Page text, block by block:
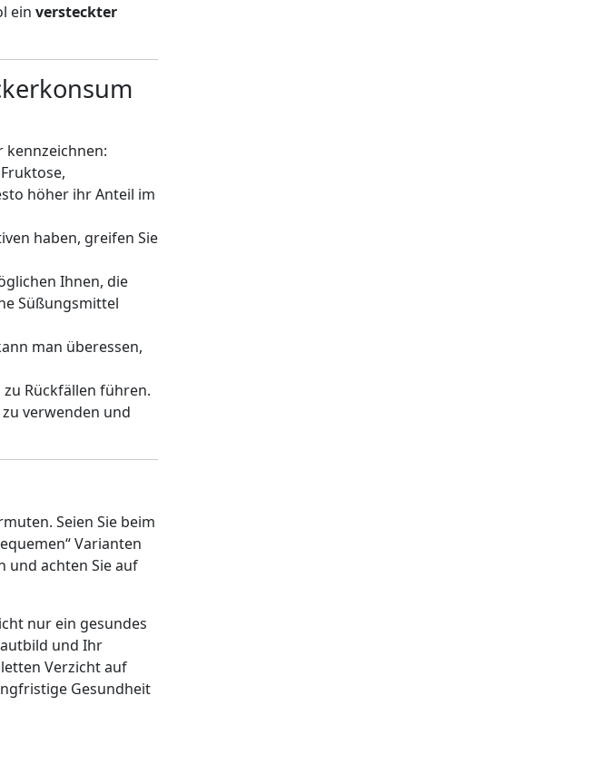
ein versteckter
kennzeichnen:
höher ihr Anteil im
haben, greifen Sie
Ihnen, die
Süßungsmittel
man überessen,
Rückfällen führen.
verwenden und
Seien Sie beim
Varianten
und achten Sie auf
nur ein gesundes
und Ihr
Verzicht auf
Gesundheit